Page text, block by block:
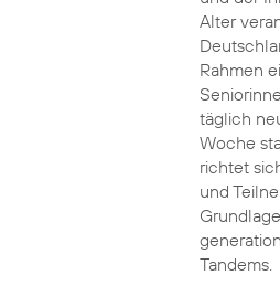
Alter
Rahmen
täglich
Woche
richtet
und
Tandems.